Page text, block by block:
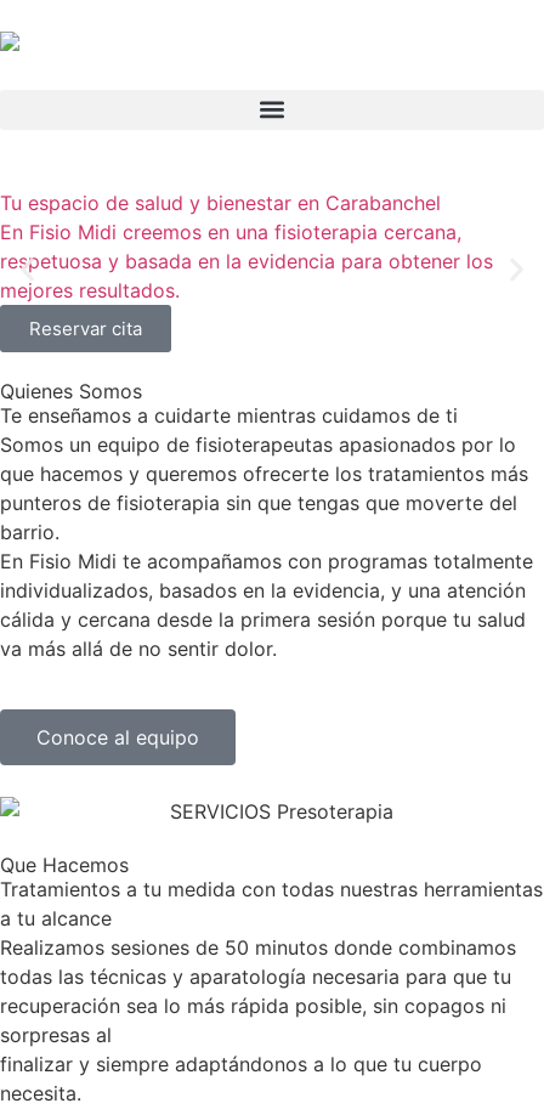
Tu espacio de salud y bienestar en Carabanchel
En Fisio Midi creemos en una fisioterapia cercana,
respetuosa y basada en la evidencia para obtener los
mejores resultados.
Reservar cita
Quienes Somos
Te enseñamos a cuidarte mientras cuidamos de ti
Somos un equipo de fisioterapeutas apasionados por lo
que hacemos y queremos ofrecerte los tratamientos más
punteros de fisioterapia sin que tengas que moverte del
barrio.
En Fisio Midi te acompañamos con programas totalmente
individualizados, basados en la evidencia, y una atención
cálida y cercana desde la primera sesión porque tu salud
va más allá de no sentir dolor.
Conoce al equipo
Que Hacemos
Tratamientos a tu medida con todas nuestras herramientas
a tu alcance
Realizamos sesiones de 50 minutos donde combinamos
todas las técnicas y aparatología necesaria para que tu
recuperación sea lo más rápida posible, sin copagos ni
sorpresas al
finalizar y siempre adaptándonos a lo que tu cuerpo
necesita.